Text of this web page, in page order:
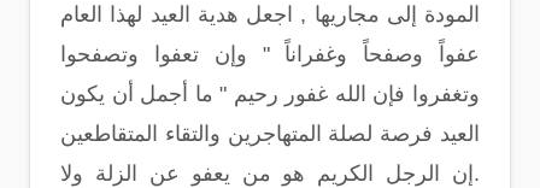
المودة إلى مجاريها , اجعل هدية العيد لهذا العام
عفواً وصفحاً وغفراناً " وإن تعفوا وتصفحوا
وتغفروا فإن الله غفور رحيم " ما أجمل أن يكون
العيد فرصة لصلة المتهاجرين والتقاء المتقاطعين
.إن الرجل الكريم هو من يعفو عن الزلة ولا